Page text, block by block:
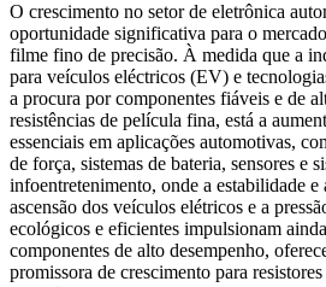
O crescimento no setor de eletrônica
oportunidade significativa para o
filme fino de precisão. À medida que a
para veículos eléctricos (EV) e
a procura por componentes fiáveis ​​e de
resistências de película fina, está a
essenciais em aplicações automotivas,
de força, sistemas de bateria, sensores e
infoentretenimento, onde a estabilidade e
ascensão dos veículos elétricos e a
ecológicos e eficientes impulsionam
componentes de alto desempenho,
promissora de crescimento para